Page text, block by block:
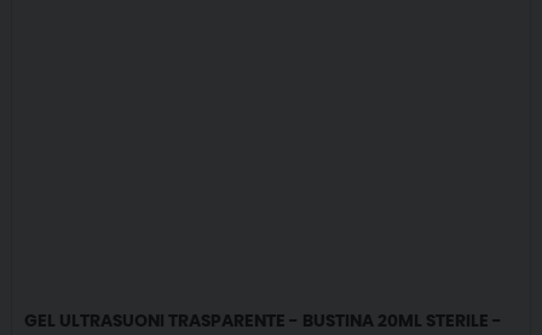
GEL ULTRASUONI TRASPARENTE - BUSTINA 20ML STERILE -